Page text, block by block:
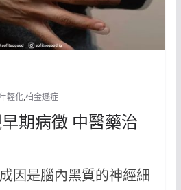
輕化,柏金遜症
期病徵 中醫藥治
因是腦內黑質的神經細